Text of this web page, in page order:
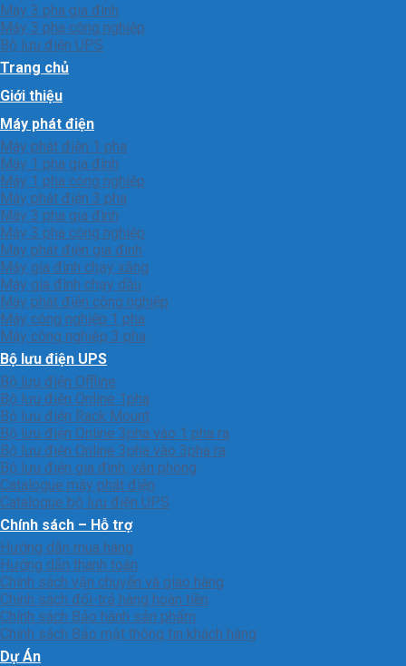
Máy 3 pha gia đình
Máy 3 pha công nghiệp
Bộ lưu điện UPS
Trang chủ
Giới thiệu
Máy phát điện
Máy phát điện 1 pha
Máy 1 pha gia đình
Máy 1 pha công nghiệp
Máy phát điện 3 pha
Máy 3 pha gia đình
Máy 3 pha công nghiệp
Máy phát điện gia đình
Máy gia đình chạy xăng
Máy gia đình chạy dầu
Máy phát điện công nghiệp
Máy công nghiệp 1 pha
Máy công nghiêp 3 pha
Bộ lưu điện UPS
Bộ lưu điện Offline
Bộ lưu điện Online 1pha
Bộ lưu điện Rack Mount
Bộ lưu điện Online 3pha vào 1 pha ra
Bộ lưu điện Online 3pha vào 3pha ra
Bộ lưu điện gia đình, văn phòng
Catalogue máy phát điện
Catalogue bộ lưu điện UPS
Chính sách – Hỗ trợ
Hướng dẫn mua hàng
Hướng dẫn thanh toán
Chính sách vận chuyển và giao hàng
Chính sách đổi-trả hàng hoàn tiền
Chính sách Bảo hành sản phẩm
Chính sách Bảo mật thông tin khách hàng
Dự Án